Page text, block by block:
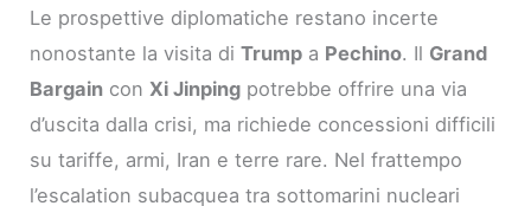
Le prospettive diplomatiche restano incerte
nonostante la visita diTrump a Pechino. Il Grand
Bargain conXi Jinping potrebbe offrire una via
d’uscita dalla crisi, ma richiede concessioni difficili
su tariffe, armi, Iran e terre rare. Nel frattempo
l’escalation subacquea tra sottomarini nucleari